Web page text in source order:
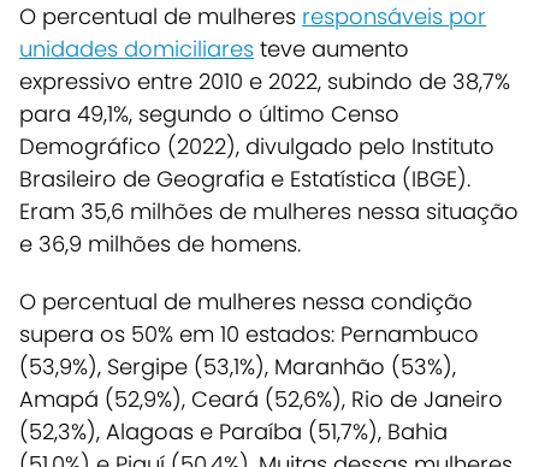
O percentual de mulheres responsáveis por
unidades domiciliares teve aumento
expressivo entre 2010 e 2022, subindo de 38,7%
para 49,1%, segundo o último Censo
Demográfico (2022), divulgado pelo Instituto
Brasileiro de Geografia e Estatística (IBGE).
Eram 35,6 milhões de mulheres nessa situação
e 36,9 milhões de homens.
O percentual de mulheres nessa condição
supera os 50% em 10 estados: Pernambuco
(53,9%), Sergipe (53,1%), Maranhão (53%),
Amapá (52,9%), Ceará (52,6%), Rio de Janeiro
(52,3%), Alagoas e Paraíba (51,7%), Bahia